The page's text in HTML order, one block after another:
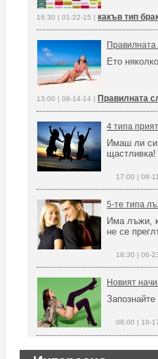
16:30 | 01-22-15 | какъв тип
Ето
13:00 | 08-14-14 | Правилната
4 типа
Имаш ли си
щастливка!
17:00 | 08-
5-те типа
Има лъжи,
не се
18:30 | 06-
Новият
08:00 | 10-